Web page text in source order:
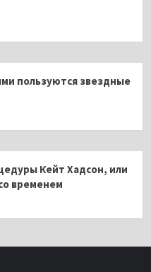
пользуются звездные
Кейт Хадсон, или
временем